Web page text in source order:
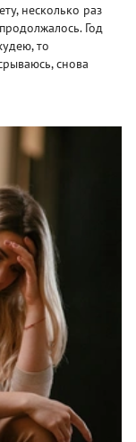
несколько раз
Год
то
снова